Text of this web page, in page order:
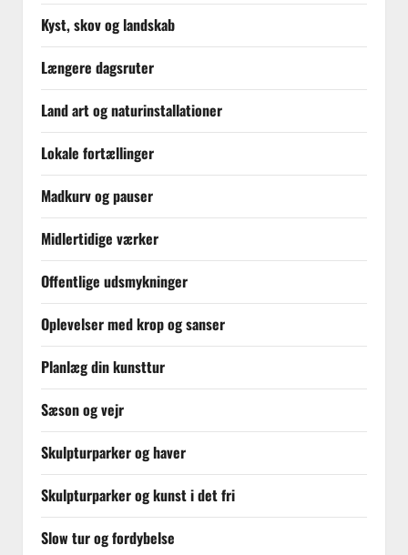
Kyst, skov og landskab
Længere dagsruter
Land art og naturinstallationer
Lokale fortællinger
Madkurv og pauser
Midlertidige værker
Offentlige udsmykninger
Oplevelser med krop og sanser
Planlæg din kunsttur
Sæson og vejr
Skulpturparker og haver
Skulpturparker og kunst i det fri
Slow tur og fordybelse